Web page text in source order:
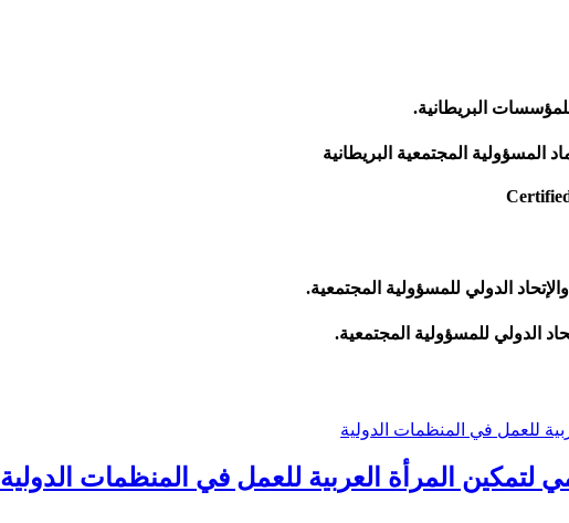
البريطانية.
المجتمعية البريطانية
لتمكين المرأة العربية للعمل في المنظمات الدولية